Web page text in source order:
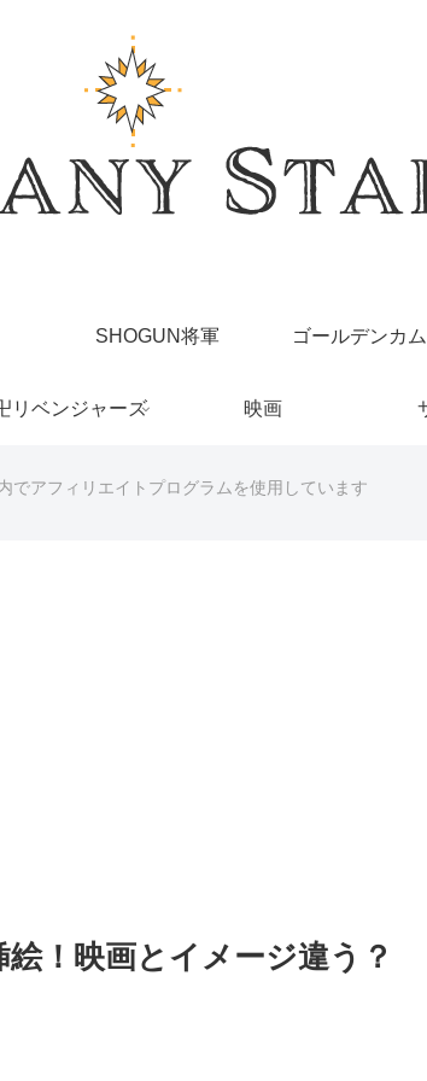
SHOGUN将軍 ゴールデンカ
リベンジャーズ 映画
でアフィリエイトプログラムを使用しています
！映画とイメージ違う？